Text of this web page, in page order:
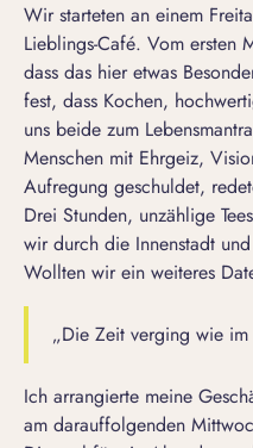
Wir starteten an einem
Lieblings-Café. Vom ersten
dass das hier etwas
fest, dass Kochen,
uns beide zum
Menschen mit Ehrgeiz,
Aufregung geschuldet,
Drei Stunden, unzählige
wir durch die Innenstadt
Wollten wir ein weiteres
„Die Zeit verging wie im
Ich arrangierte meine
am darauffolgenden